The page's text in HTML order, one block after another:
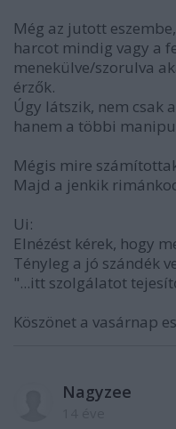
Még az jutott
harcot mindig vagy a
menekülve/szorulva
érzők.
Úgy látszik, nem csak
hanem a többi
Mégis mire
Majd a jenkik
Ui:
Elnézést kérek, hogy
Tényleg a jó szándék
"...itt szolgálatot
Köszönet a vasárnap
Nagyzee